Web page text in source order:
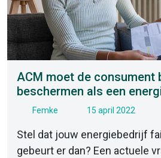
ACM moet de consument
beschermen als een
gaatFemke 15 april 2022
Stel dat jouw energiebedrijf
gebeurt er dan? Een actuele